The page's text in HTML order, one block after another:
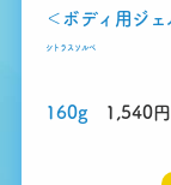
＜ボディ用ジ
シトラスソルベ
160g1,540円